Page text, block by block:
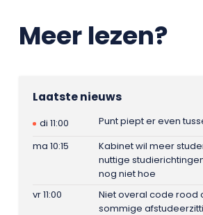
Meer lezen?
Laatste nieuws
di 11:00
Punt piept er even
ma 10:15
Kabinet wil meer
nuttige
nog niet hoe
vr 11:00
Niet overal code rood
sommige